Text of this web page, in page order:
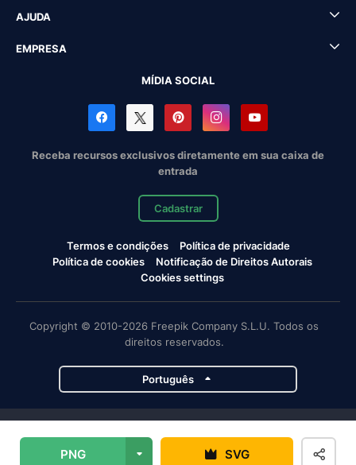
PNG SVG
AJUDA
EMPRESA
MÍDIA SOCIAL
Receba recursos exclusivos diretamente em sua caixa de
entrada
Cadastrar
Termos e condições
Política de privacidade
Política de cookies
Notificação de Direitos Autorais
Cookies settings
Copyright © 2010-2026 Freepik Company S.L.U. Todos os
direitos reservados.
Português